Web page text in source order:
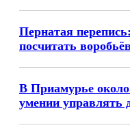
Пернатая
посчитать
В Приамурье
умении управлять